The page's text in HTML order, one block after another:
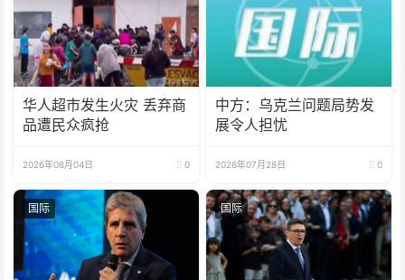
华人超市发生火灾 丢弃商
品遭民众疯抢
2026年08月04日 0
中方：乌克兰问题局势发
展令人担忧
2026年07月28日 0
国际 国际